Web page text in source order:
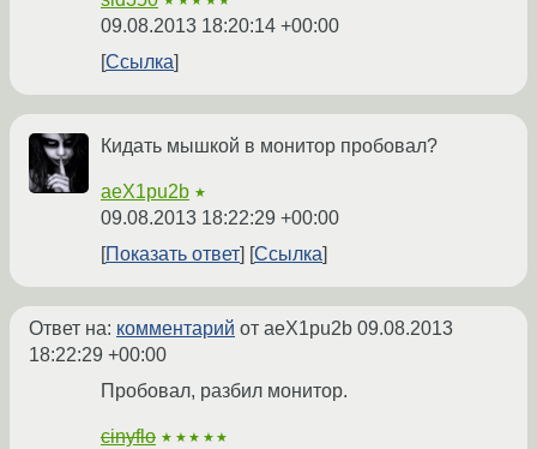
09.08.2013 18:20:14 +00:00
Ссылка
Кидать мышкой в монитор пробовал?
aeX1pu2b ★
09.08.2013 18:22:29 +00:00
Показать ответ
Ссылка
Ответ на: комментарий от aeX1pu2b 09.08.2013
18:22:29 +00:00
Пробовал, разбил монитор.
cinyflo ★★★★★